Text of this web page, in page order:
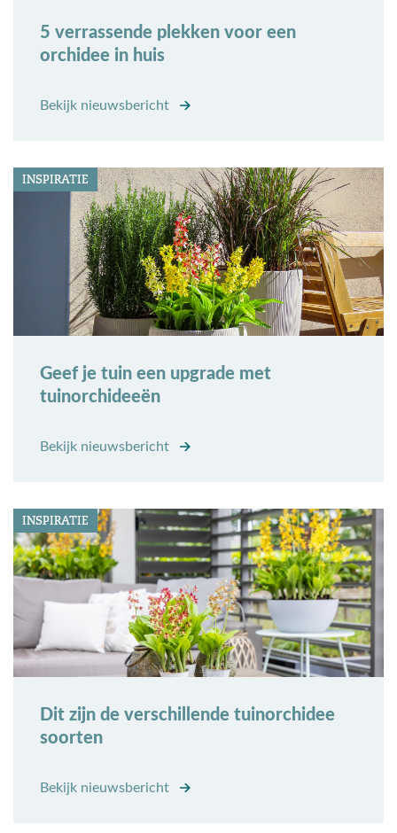
5 verrassende plekken voor een
orchidee in huis
Bekijk nieuwsbericht
INSPIRATIE
Geef je tuin een upgrade met
tuinorchideeën
Bekijk nieuwsbericht
INSPIRATIE
Dit zijn de verschillende tuinorchidee
soorten
Bekijk nieuwsbericht